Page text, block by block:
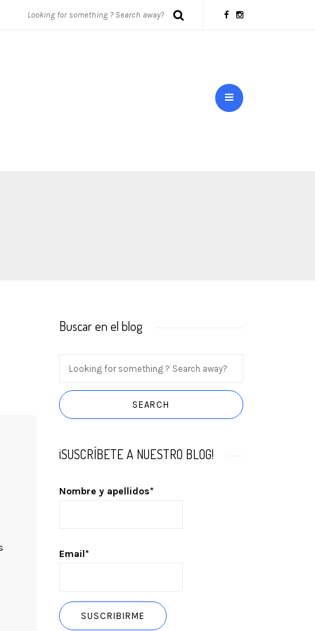
Buscar en el blog
¡SUSCRÍBETE A NUESTRO BLOG!
Nombre y apellidos*
Email*